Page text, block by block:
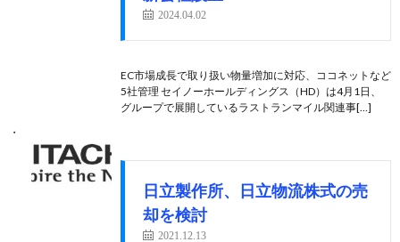
2024.04.02
EC市場成長で取り扱い物量増加に対応、ココネットなど
5社管理 セイノーホールディングス（HD）は4月1日、
グループで展開しているラストランマイル関連事[…]
日立製作所、日立物流株式の売
却を検討
2021.12.13